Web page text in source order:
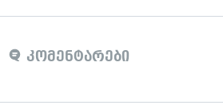
კომენტარები